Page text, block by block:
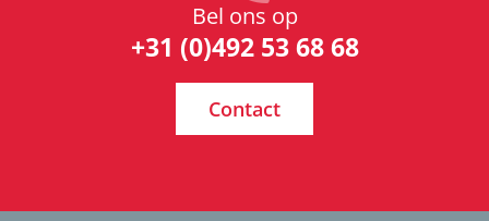
Bel ons op
+31 (0)492 53 68 68
Contact